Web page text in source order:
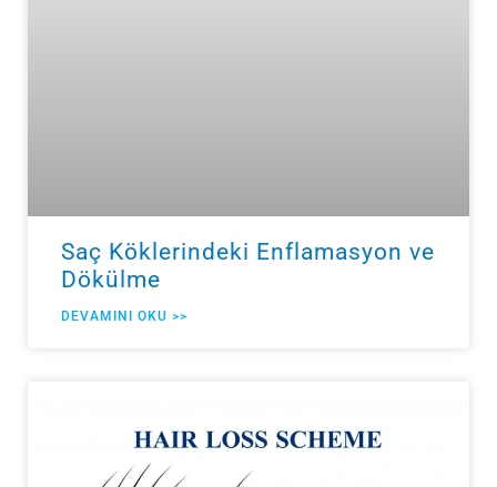
Saç Köklerindeki Enflamasyon ve
Dökülme
DEVAMINI OKU >>